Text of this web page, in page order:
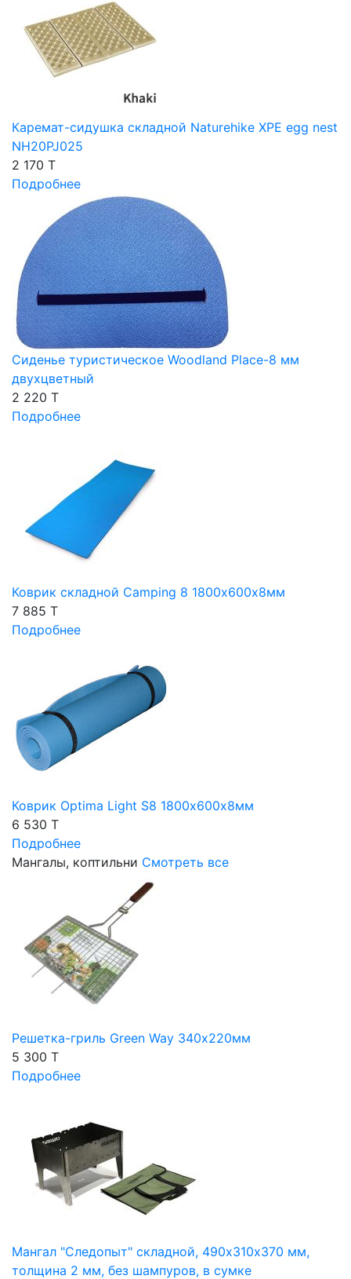
Каремат-сидушка складной Naturehike XPE egg nest
NH20PJ025
2 170 T
Подробнее
Сиденье туристическое Woodland Place-8 мм
двухцветный
2 220 T
Подробнее
Коврик складной Camping 8 1800х600х8мм
7 885 T
Подробнее
Коврик Optima Light S8 1800х600х8мм
6 530 T
Подробнее
Мангалы, коптильни Смотреть все
Решетка-гриль Green Way 340х220мм
5 300 T
Подробнее
Мангал "Следопыт" складной, 490х310х370 мм,
толщина 2 мм, без шампуров, в сумке